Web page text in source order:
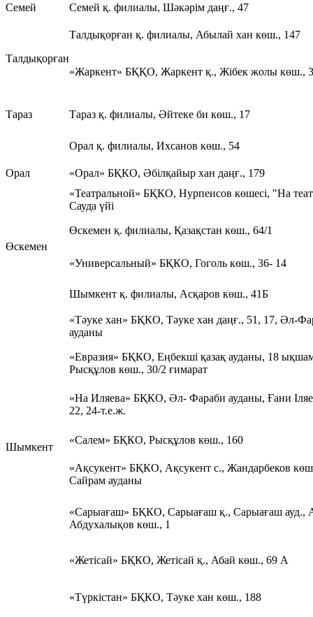
Семей Семей қ. филиалы, Шәкәрім даңғ., 47
Талдықорған
Талдықорған қ. филиалы, Абылай хан көш., 147
«Жаркент» БҚҚО, Жаркент қ., Жібек жолы көш.,
Тараз Тараз қ. филиалы, Әйтеке би көш., 17
Орал
Орал қ. филиалы, Ихсанов көш., 54
«Орал» БҚКО, Әбілқайыр хан даңғ., 179
«Театральной» БҚКО, Нурпеисов көшесі, "На
Сауда үйі
Өскемен
Өскемен қ. филиалы, Қазақстан көш., 64/1
«Универсальный» БҚКО, Гоголь көш., 36- 14
Шымкент
Шымкент қ. филиалы, Асқаров көш., 41Б
«Тәуке хан» БҚКО, Тәуке хан даңғ., 51, 17, Әл-
ауданы
«Евразия» БҚКО, Еңбекші қазақ ауданы, 18
Рысқұлов көш., 30/2 ғимарат
«На Иляева» БҚКО, Әл- Фараби ауданы, Ғани
22, 24-т.е.ж.
«Салем» БҚКО, Рысқұлов көш., 160
«Ақсукент» БҚКО, Ақсукент с., Жандарбеков
Сайрам ауданы
«Сарыағаш» БҚКО, Сарыағаш қ., Сарыағаш ауд.,
Абдухалықов көш., 1
«Жетісай» БҚКО, Жетісай қ., Абай көш., 69 А
«Түркістан» БҚКО, Тәуке хан көш., 188